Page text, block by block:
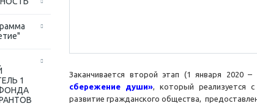
1
ФОНДА
Заканчивается второй этап (1 января 2020
сбережение души», который реализуется
развитие гражданского общества,